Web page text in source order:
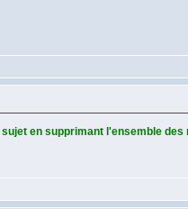
en supprimant l'ensemble